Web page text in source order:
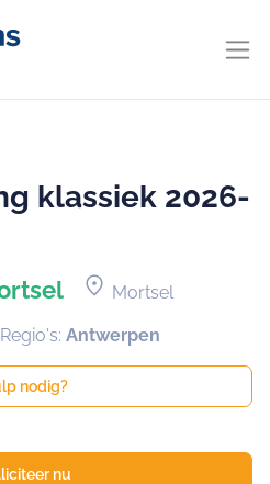
klassiek 2026-
location_on Mortsel
Regio's: Antwerpen
nodig?
nu